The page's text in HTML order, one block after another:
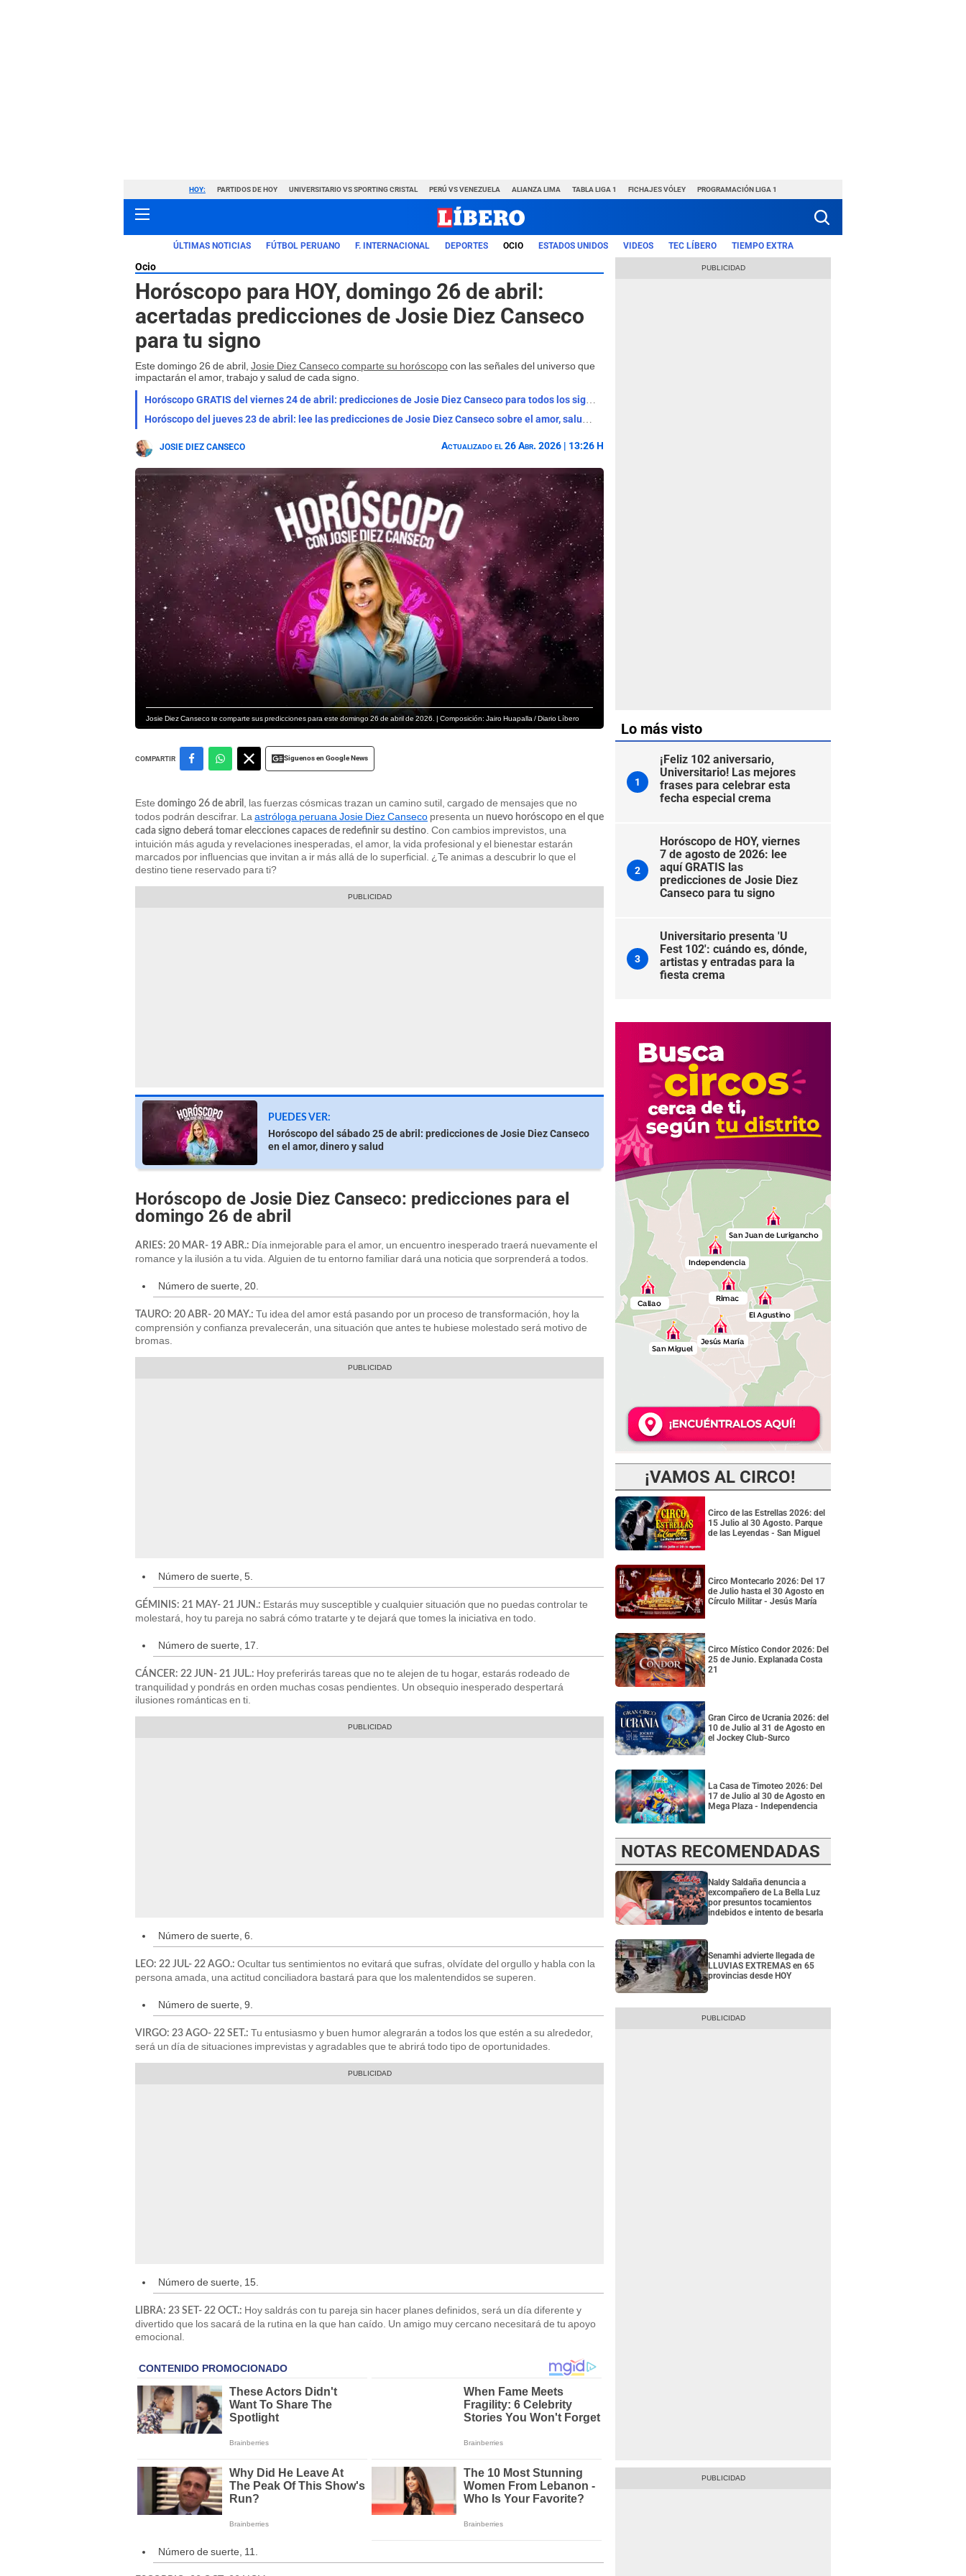
HOY: PARTIDOS DE HOY UNIVERSITARIO VS SPORTING CRISTAL PERÚ VS VENEZUELA ALIANZA LIMA TABLA LIGA 1 FICHAJES VÓLEY PROGRAMACIÓN LIGA 1
ÚLTIMAS NOTICIAS FÚTBOL PERUANO F. INTERNACIONAL DEPORTES OCIO ESTADOS UNIDOS VIDEOS TEC LÍBERO TIEMPO EXTRA
Ocio
Horóscopo para HOY, domingo 26 de abril:
acertadas predicciones de Josie Diez Canseco
para tu signo
Este domingo 26 de abril, Josie Diez Canseco comparte su horóscopocon las señales del universo que
impactarán el amor, trabajo y salud de cada signo.
Horóscopo GRATIS del viernes 24 de abril: predicciones de Josie Diez Canseco para todos los signos del zodiaco
Horóscopo del jueves 23 de abril: lee las predicciones de Josie Diez Canseco sobre el amor, salud y dinero
JOSIE DIEZ CANSECO Actualizado el 26 Abr. 2026 | 13:26 H
Josie Diez Canseco te comparte sus predicciones para este domingo 26 de abril de 2026. | Composición: Jairo Huapalla / Diario Líbero
COMPARTIR Siguenos en Google News
Este domingo 26 de abril
, las fuerzas cósmicas trazan un camino sutil, cargado de mensajes que no
todos podrán descifrar. La astróloga peruana Josie Diez Canseco presenta un nuevo horóscopo en el que
cada signo deberá tomar elecciones capaces de redefinir su destino . Con cambios imprevistos, una
intuición más aguda y revelaciones inesperadas, el amor, la vida profesional y el bienestar estarán
marcados por influencias que invitan a ir más allá de lo superficial. ¿Te animas a descubrir lo que el
destino tiene reservado para ti?
PUEDES VER:
Horóscopo del sábado 25 de abril: predicciones de Josie Diez Canseco
en el amor, dinero y salud
Horóscopo de Josie Diez Canseco: predicciones para el
domingo 26 de abril
ARIES: 20 MAR- 19 ABR.: Día inmejorable para el amor, un encuentro inesperado traerá nuevamente el
romance y la ilusión a tu vida. Alguien de tu entorno familiar dará una noticia que sorprenderá a todos.
Número de suerte, 20.
TAURO: 20 ABR- 20 MAY.: Tu idea del amor está pasando por un proceso de transformación, hoy la
comprensión y confianza prevalecerán, una situación que antes te hubiese molestado será motivo de
bromas.
Número de suerte, 5.
GÉMINIS: 21 MAY- 21 JUN.: Estarás muy susceptible y cualquier situación que no puedas controlar te
molestará, hoy tu pareja no sabrá cómo tratarte y te dejará que tomes la iniciativa en todo.
Número de suerte, 17.
CÁNCER: 22 JUN- 21 JUL.: Hoy preferirás tareas que no te alejen de tu hogar, estarás rodeado de
tranquilidad y pondrás en orden muchas cosas pendientes. Un obsequio inesperado despertará
ilusiones románticas en ti.
Número de suerte, 6.
LEO: 22 JUL- 22 AGO.: Ocultar tus sentimientos no evitará que sufras, olvídate del orgullo y habla con la
persona amada, una actitud conciliadora bastará para que los malentendidos se superen.
Número de suerte, 9.
VIRGO: 23 AGO- 22 SET.: Tu entusiasmo y buen humor alegrarán a todos los que estén a su alrededor,
será un día de situaciones imprevistas y agradables que te abrirá todo tipo de oportunidades.
Número de suerte, 15.
LIBRA: 23 SET- 22 OCT.: Hoy saldrás con tu pareja sin hacer planes definidos, será un día diferente y
divertido que los sacará de la rutina en la que han caído. Un amigo muy cercano necesitará de tu apoyo
emocional.
Número de suerte, 11.
Lo más visto
1
¡Feliz 102 aniversario,
Universitario! Las mejores
frases para celebrar esta
fecha especial crema
2
Horóscopo de HOY, viernes
7 de agosto de 2026: lee
aquí GRATIS las
predicciones de Josie Diez
Canseco para tu signo
3
Universitario presenta 'U
Fest 102': cuándo es, dónde,
artistas y entradas para la
fiesta crema
¡VAMOS AL CIRCO!
Circo de las Estrellas 2026: del
15 Julio al 30 Agosto. Parque
de las Leyendas - San Miguel
Circo Montecarlo 2026: Del 17
de Julio hasta el 30 Agosto en
Círculo Militar - Jesús María
Circo Místico Condor 2026: Del
25 de Junio. Explanada Costa
21
Gran Circo de Ucrania 2026: del
10 de Julio al 31 de Agosto en
el Jockey Club-Surco
La Casa de Timoteo 2026: Del
17 de Julio al 30 de Agosto en
Mega Plaza - Independencia
NOTAS RECOMENDADAS
Naldy Saldaña denuncia a
excompañero de La Bella Luz
por presuntos tocamientos
indebidos e intento de besarla
Senamhi advierte llegada de
LLUVIAS EXTREMAS en 65
provincias desde HOY